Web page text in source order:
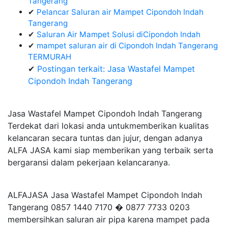
✔ Pelancar Saluran air Mampet Cipondoh Indah
Tangerang
✔ Saluran Air Mampet Solusi diCipondoh Indah
✔ mampet saluran air di Cipondoh Indah Tangerang
TERMURAH
✔ Postingan terkait: Jasa Wastafel Mampet
Cipondoh Indah Tangerang
Jasa Wastafel Mampet Cipondoh Indah Tangerang
Terdekat dari lokasi anda untukmemberikan kualitas
kelancaran secara tuntas dan jujur, dengan adanya
ALFA JASA kami siap memberikan yang terbaik serta
bergaransi dalam pekerjaan kelancaranya.
ALFAJASA Jasa Wastafel Mampet Cipondoh Indah
Tangerang 0857 1440 7170 � 0877 7733 0203
membersihkan saluran air pipa karena mampet pada